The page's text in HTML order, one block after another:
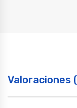
Valoraciones